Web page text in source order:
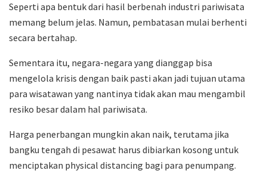
Seperti apa bentuk dari hasil berbenah industri pariwisata
memang belum jelas. Namun, pembatasan mulai berhenti
secara bertahap.
Sementara itu, negara-negara yang dianggap bisa
mengelola krisis dengan baik pasti akan jadi tujuan utama
para wisatawan yang nantinya tidak akan mau mengambil
resiko besar dalam hal pariwisata.
Harga penerbangan mungkin akan naik, terutama jika
bangku tengah di pesawat harus dibiarkan kosong untuk
menciptakan physical distancing bagi para penumpang.